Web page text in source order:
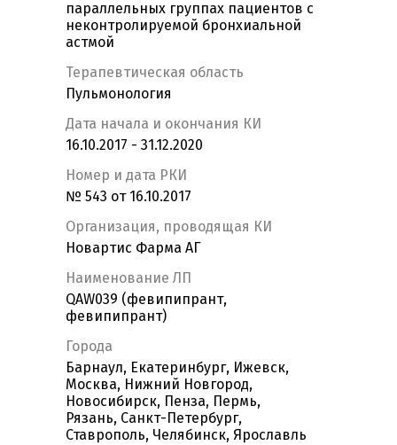
параллельных группах пациентов с
неконтролируемой бронхиальной
астмой
Терапевтическая область
Пульмонология
Дата начала и окончания КИ
16.10.2017 - 31.12.2020
Номер и дата РКИ
№ 543 от 16.10.2017
Организация, проводящая КИ
Новартис Фарма АГ
Наименование ЛП
QAW039 (февипипрант,
февипипрант)
Города
Барнаул, Екатеринбург, Ижевск,
Москва, Нижний Новгород,
Новосибирск, Пенза, Пермь,
Рязань, Санкт-Петербург,
Ставрополь, Челябинск, Ярославль